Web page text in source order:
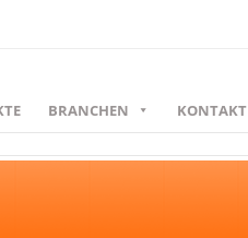
BRANCHEN KONTAKT